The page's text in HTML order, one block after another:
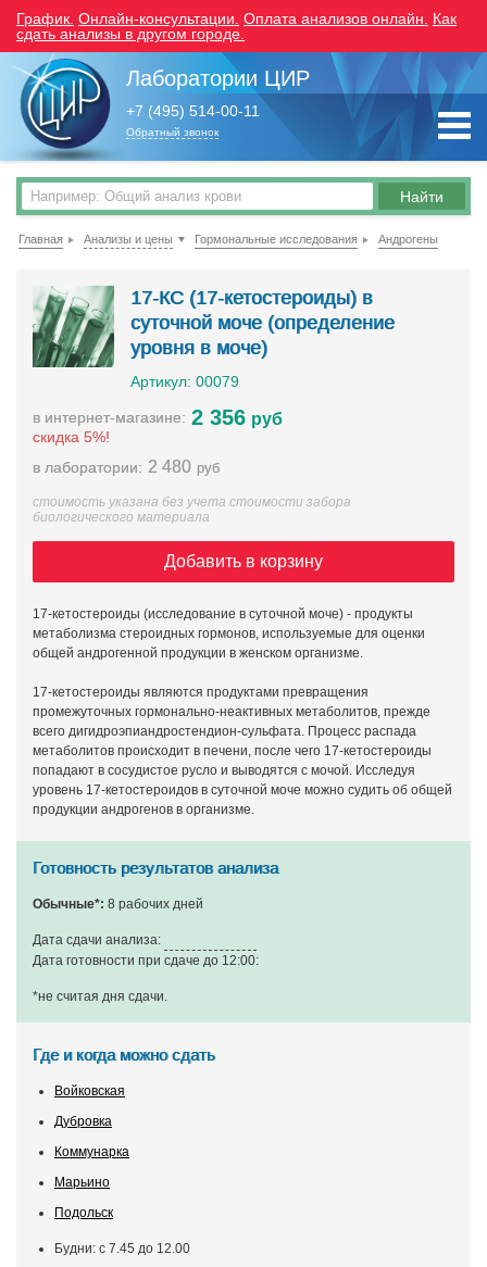
График. Онлайн-консультации. Оплата анализов онлайн.
Как
сдать анализы в другом городе.
Лаборатории ЦИР
+7 (495) 514-00-11
Обратный звонок
Главная Анализы и цены Гормональные исследования Андрогены
17-КС (17-кетостероиды) в
суточной моче (определение
уровня в моче)
Артикул: 00079
в интернет-магазине:
скидка 5%!
2 356 руб
в лаборатории: 2 480 руб
стоимость указана без учета стоимости забора
биологического материала
Добавить в корзину
17-кетостероиды (исследование в суточной моче) - продукты
метаболизма стероидных гормонов, используемые для оценки
общей андрогенной продукции в женском организме.
17-кетостероиды являются продуктами превращения
промежуточных гормонально-неактивных метаболитов, прежде
всего дигидроэпиандростендион-сульфата. Процесс распада
метаболитов происходит в печени, после чего 17-кетостероиды
попадают в сосудистое русло и выводятся с мочой. Исследуя
уровень 17-кетостероидов в суточной моче можно судить об общей
продукции андрогенов в организме.
Готовность результатов анализа
Обычные*: 8 рабочих дней
Дата сдачи анализа:
Дата готовности при сдаче до 12:00:
*не считая дня сдачи.
Где и когда можно сдать
Войковская
Дубровка
Коммунарка
Марьино
Подольск
Будни: с 7.45 до 12.00